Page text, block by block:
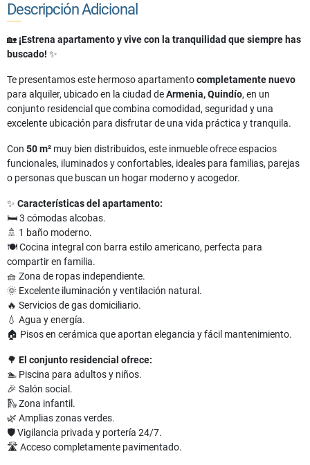
Descripción Adicional
🏡 ¡Estrena apartamento y vive con la tranquilidad que siempre has
buscado! ✨
Te presentamos este hermoso apartamentocompletamente nuevo
para alquiler, ubicado en la ciudad deArmenia, Quindío, en un
conjunto residencial que combina comodidad, seguridad y una
excelente ubicación para disfrutar de una vida práctica y tranquila.
Con 50 m² muy bien distribuidos, este inmueble ofrece espacios
funcionales, iluminados y confortables, ideales para familias, parejas
o personas que buscan un hogar moderno y acogedor.
✨ Características del apartamento:
🛏️ 3 cómodas alcobas.
🚿 1 baño moderno.
🍽️ Cocina integral con barra estilo americano, perfecta para
compartir en familia.
🧺 Zona de ropas independiente.
🌞 Excelente iluminación y ventilación natural.
🔥 Servicios de gas domiciliario.
💧 Agua y energía.
🏠 Pisos en cerámica que aportan elegancia y fácil mantenimiento.
🌳 El conjunto residencial ofrece:
🏊 Piscina para adultos y niños.
🎉 Salón social.
🛝 Zona infantil.
🌿 Amplias zonas verdes.
🛡️ Vigilancia privada y portería 24/7.
🛣️ Acceso completamente pavimentado.